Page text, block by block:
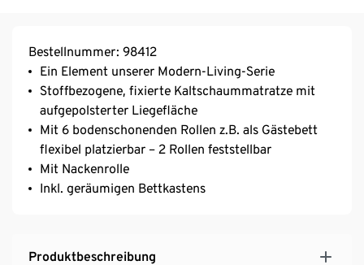
Bestellnummer: 98412
Ein Element unserer Modern-Living-Serie
Stoffbezogene, fixierte Kaltschaummatratze mit
aufgepolsterter Liegefläche
Mit 6 bodenschonenden Rollen z.B. als Gästebett
flexibel platzierbar – 2 Rollen feststellbar
Mit Nackenrolle
Inkl. geräumigen Bettkastens
Produktbeschreibung